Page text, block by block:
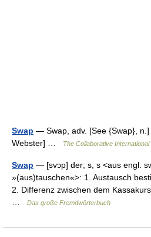
Swap — Swap, adv. [See {Swap}, n.]
Webster] …
The Collaborative
Swap — [svɔp] der; s, s <aus engl.
»(aus)tauschen«>: 1. Austausch
2. Differenz zwischen dem
Das große Fremdwörterbuch